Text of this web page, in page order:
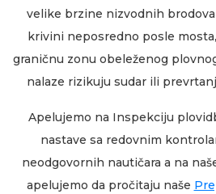
velike brzine nizvodnih brodova
krivini neposredno posle
graničnu zonu obeleženog
nalaze rizikuju sudar ili
Apelujemo na Inspekciju
nastave sa redovnim
neodgovornih nautičara a na
apelujemo da pročitaju naše